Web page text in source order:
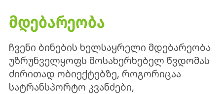
ᲛᲓᲔᲑᲐᲠᲔᲝᲑᲐ
ჩვენი ბინების ხელსაყრელი მდებარეობა
უზრუნველყოფს მოსახერხებელ წვდომას
ძირითად ობიექტებზე, როგორიცაა
სატრანსპორტო კვანძები,